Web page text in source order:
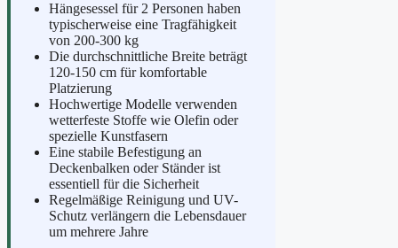
Hängesessel für 2 Personen haben
typischerweise eine Tragfähigkeit
von 200-300 kg
Die durchschnittliche Breite beträgt
120-150 cm für komfortable
Platzierung
Hochwertige Modelle verwenden
wetterfeste Stoffe wie Olefin oder
spezielle Kunstfasern
Eine stabile Befestigung an
Deckenbalken oder Ständer ist
essentiell für die Sicherheit
Regelmäßige Reinigung und UV-
Schutz verlängern die Lebensdauer
um mehrere Jahre